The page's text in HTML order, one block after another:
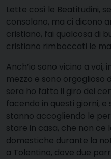
Lette così le Beatitudini,
consolano, ma ci dicono
cristiano, fai qualcosa di
cristiano rimboccati le
Anch’io sono vicino a voi,
mezzo e sono orgoglioso
sera ho fatto il giro dei
facendo in questi giorni, e
stanno accogliendo le
stare in casa, che non
domestiche durante la
a Tolentino, dove due